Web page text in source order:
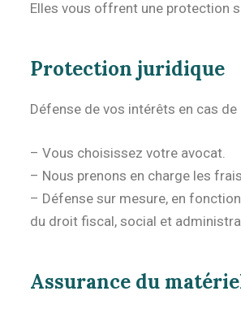
Elles vous offrent une protection
Protection juridique
Défense de vos intérêts en cas
– Vous choisissez votre avocat.
– Nous prenons en charge les
– Défense sur mesure, en
du droit fiscal, social et
Assurance du